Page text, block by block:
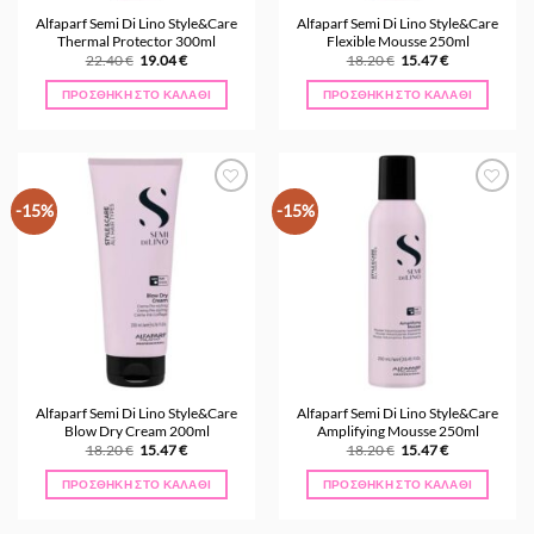
Alfaparf Semi Di Lino Style&Care
Thermal Protector 300ml
22.40€ Original
was:
22.40 €.
19.04€Η
τιμή
είναι:
ΠΡΟΣΘΉΚΗ ΣΤΟ ΚΑΛΆΘΙ
Alfaparf Semi Di Lino Style&Care
Flexible Mousse 250ml
18.20€ Original
was:
18.20 €.
15.47€Η
τιμή
είναι:
ΠΡΟΣΘΉΚΗ ΣΤΟ ΚΑΛΆΘΙ
-15%
Alfaparf Semi Di Lino Style&Care
Blow Dry Cream 200ml
18.20€ Original
was:
18.20 €.
15.47€Η
τιμή
είναι:
ΠΡΟΣΘΉΚΗ ΣΤΟ ΚΑΛΆΘΙ
-15%
Alfaparf Semi Di Lino Style&Care
Amplifying Mousse 250ml
18.20€ Original
was:
18.20 €.
15.47€Η
τιμή
είναι:
ΠΡΟΣΘΉΚΗ ΣΤΟ ΚΑΛΆΘΙ